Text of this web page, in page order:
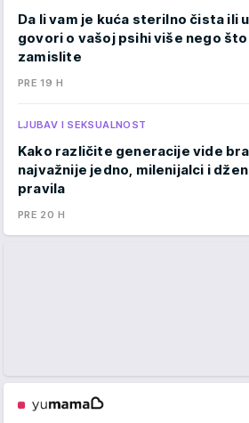
Da li vam je kuća sterilno čista ili
govori o vašoj psihi više nego
zamislite
PRE 19 H
LJUBAV I SEKSUALNOST
Kako različite generacije vide
najvažnije jedno, milenijalci i
pravila
PRE 20 H